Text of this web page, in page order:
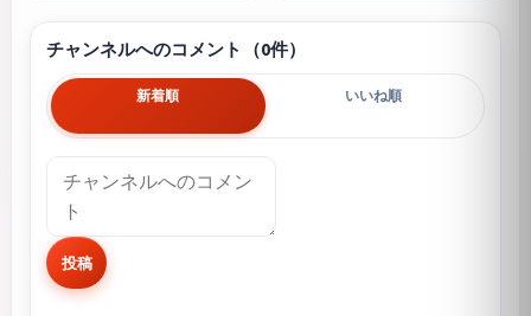
チャンネルへのコメント（0件）
新着順 いいね順
投稿